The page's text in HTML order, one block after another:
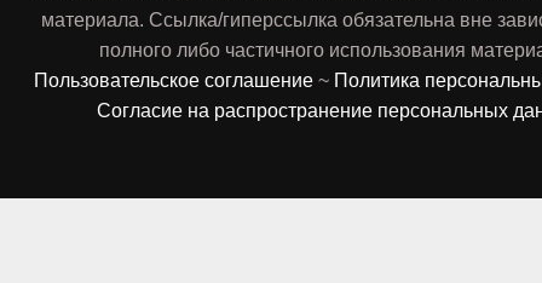
материала. Ссылка/гиперссылка обязательна вне
полного либо частичного использования
Пользовательское соглашение ~ Политика
Согласие на распространение персональных